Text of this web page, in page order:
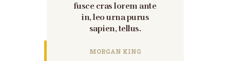
fusce cras lorem ante
in, leo urna purus
sapien, tellus.
MORGAN KING